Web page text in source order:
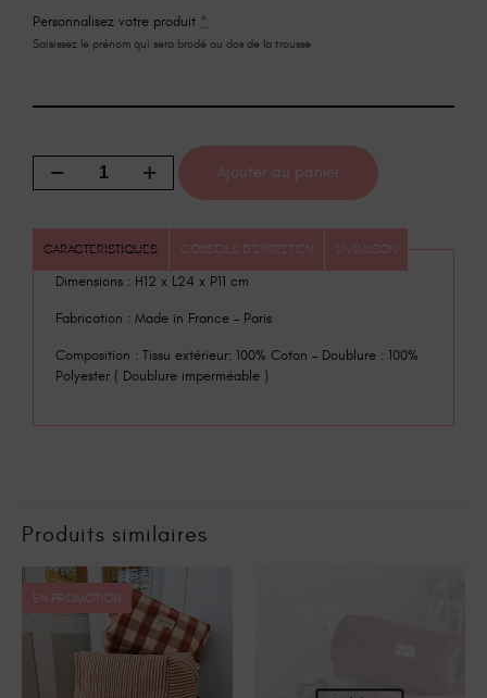
Personnalisez votre produit *
Saisissez le prénom qui sera brodé au dos de la trousse
Ajouter au panier
CARACTERISTIQUES CONSEILS D'ENTRETIEN LIVRAISON
Dimensions : H12 x L24 x P11 cm
Fabrication : Made in France – Paris
Composition : Tissu extérieur: 100% Coton – Doublure : 100%
Polyester ( Doublure imperméable )
Produits similaires
EN PROMOTION